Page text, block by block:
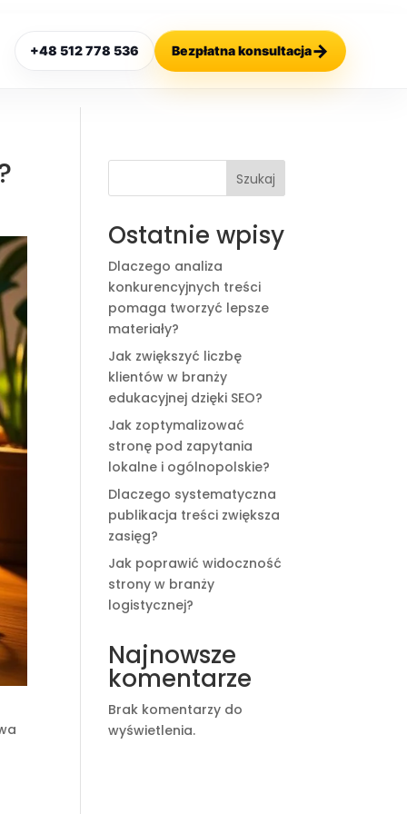
+48 512 778 536 Bezpłatna konsultacja→
Szukaj
Ostatnie wpisy
Dlaczego analiza
konkurencyjnych treści
pomaga tworzyć lepsze
materiały?
Jak zwiększyć liczbę
klientów w branży
edukacyjnej dzięki SEO?
Jak zoptymalizować
stronę pod zapytania
lokalne i ogólnopolskie?
Dlaczego systematyczna
publikacja treści zwiększa
zasięg?
Jak poprawić widoczność
strony w branży
logistycznej?
Najnowsze
komentarze
Brak komentarzy do
wyświetlenia.